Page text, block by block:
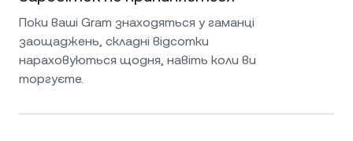
Поки ваші Gram знаходяться у гаманці
заощаджень, складні відсотки
нараховуються щодня, навіть коли ви
торгуєте.